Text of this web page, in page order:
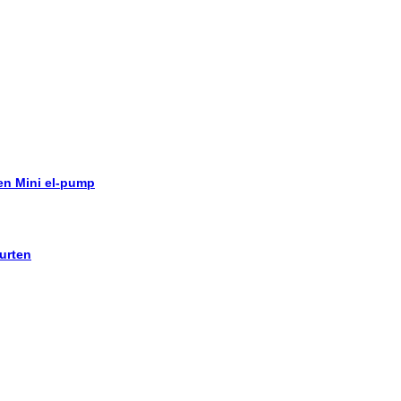
Mini el-pump